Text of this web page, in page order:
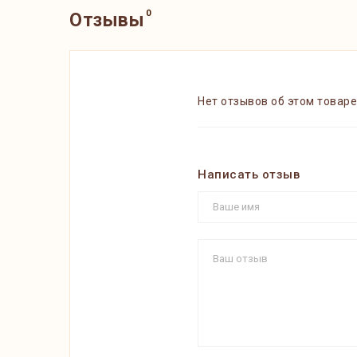
Отзывы 0
Нет отзывов об этом
Написать отзыв